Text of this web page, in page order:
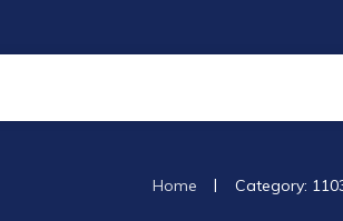
Home | Category: